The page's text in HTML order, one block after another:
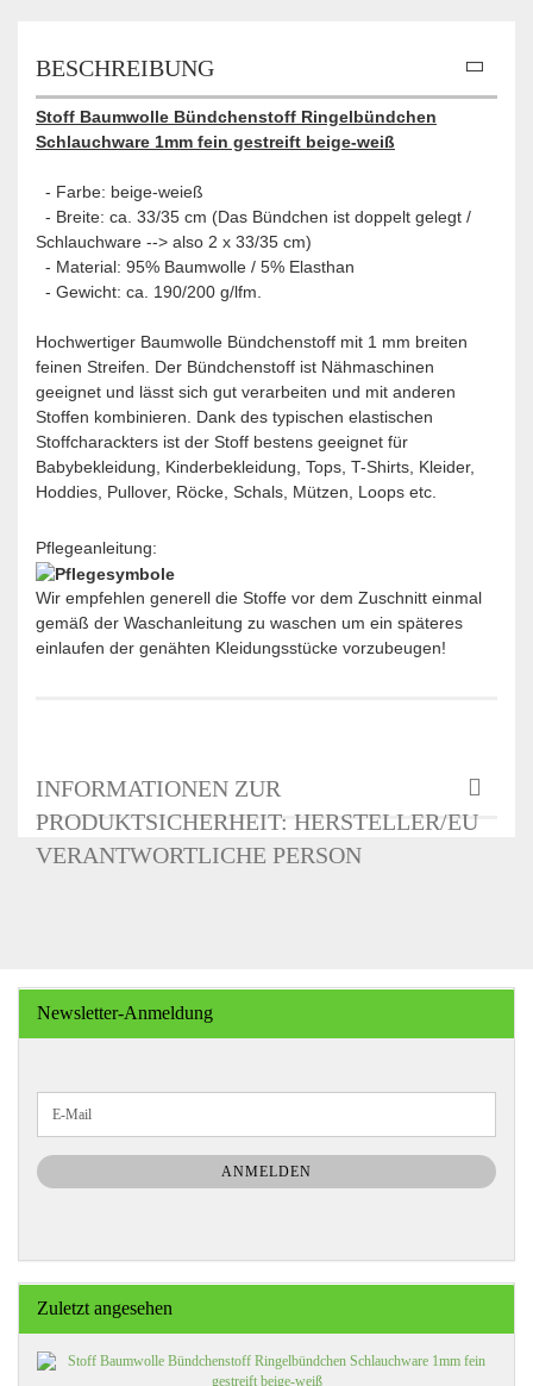
BESCHREIBUNG
Stoff Baumwolle Bündchenstoff Ringelbündchen
Schlauchware 1mm fein gestreift beige-weiß
- Farbe: beige-weieß
- Breite: ca. 33/35 cm (Das Bündchen ist doppelt gelegt /
Schlauchware --> also 2 x 33/35 cm)
- Material: 95% Baumwolle / 5% Elasthan
- Gewicht: ca. 190/200 g/lfm.
Hochwertiger Baumwolle Bündchenstoff mit 1 mm breiten
feinen Streifen. Der Bündchenstoff ist Nähmaschinen
geeignet und lässt sich gut verarbeiten und mit anderen
Stoffen kombinieren. Dank des typischen elastischen
Stoffcharackters ist der Stoff bestens geeignet für
Babybekleidung, Kinderbekleidung, Tops, T-Shirts, Kleider,
Hoddies, Pullover, Röcke, Schals, Mützen, Loops etc.
Pflegeanleitung:
Wir empfehlen generell die Stoffe vor dem Zuschnitt einmal
gemäß der Waschanleitung zu waschen um ein späteres
einlaufen der genähten Kleidungsstücke vorzubeugen!
INFORMATIONEN ZUR
PRODUKTSICHERHEIT: HERSTELLER/EU
VERANTWORTLICHE PERSON
Newsletter-Anmeldung
ZUR
NEWSLETTER-
ANMELDUNG
E-
Mail
ANMELDEN
Zuletzt angesehen